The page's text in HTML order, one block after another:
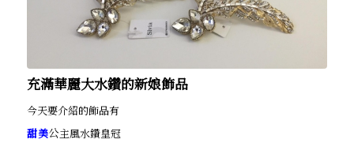
充滿華麗大水鑽的新娘飾品
今天要介紹的飾品有
甜美公主風水鑽皇冠